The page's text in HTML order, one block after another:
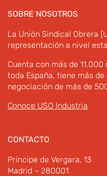
SOBRE NOSOTROS
La Unión Sindical Obrera
representación a nivel
Cuenta con más de
toda España, tiene más
negociación de más de
Conoce USO Industria
CONTACTO
Príncipe de Vergara, 13
Madrid – 280001